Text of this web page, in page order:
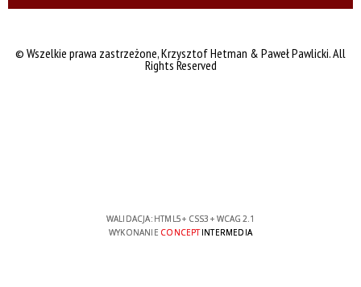
© Wszelkie prawa zastrzeżone,Krzysztof Hetman & Paweł Pawlicki. All
Rights Reserved
WALIDACJA: HTML5+ CSS3 + WCAG 2.1
WYKONANIE CONCEPTINTERMEDIA